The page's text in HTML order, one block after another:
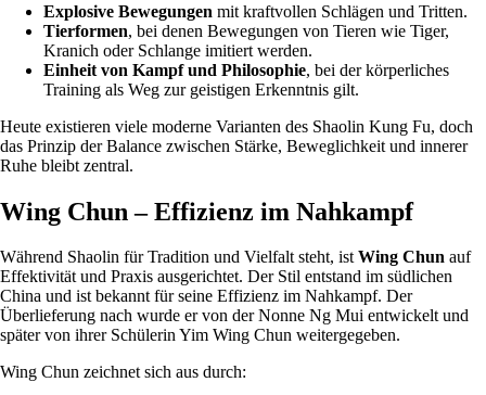
Explosive Bewegungen mit kraftvollen Schlägen und Tritten.
Tierformen, bei denen Bewegungen von Tieren wie Tiger,
Kranich oder Schlange imitiert werden.
Einheit von Kampf und Philosophie, bei der körperliches
Training als Weg zur geistigen Erkenntnis gilt.
Heute existieren viele moderne Varianten des Shaolin Kung Fu, doch
das Prinzip der Balance zwischen Stärke, Beweglichkeit und innerer
Ruhe bleibt zentral.
Wing Chun – Effizienz im Nahkampf
Während Shaolin für Tradition und Vielfalt steht, istWing Chun auf
Effektivität und Praxis ausgerichtet. Der Stil entstand im südlichen
China und ist bekannt für seine Effizienz im Nahkampf. Der
Überlieferung nach wurde er von der Nonne Ng Mui entwickelt und
später von ihrer Schülerin Yim Wing Chun weitergegeben.
Wing Chun zeichnet sich aus durch: